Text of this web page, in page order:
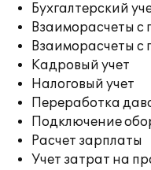
Бухгалтерский
Взаиморасчеты с
Взаиморасчеты с
Кадровый учет
Налоговый учет
Переработка
Подключение
Расчет зарплаты
Учет затрат на